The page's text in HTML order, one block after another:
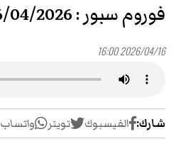
فوروم سبور : 16/04/2026
2026/04/16 16:00
شارك: الفيسبوك تويتر واتساب